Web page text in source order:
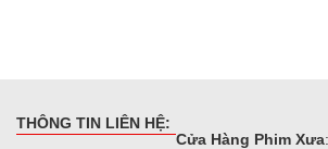
THÔNG TIN LIÊN HỆ:
Cửa Hàng Phim Xưa: